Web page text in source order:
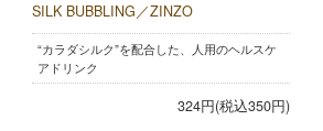
SILK BUBBLING／ZINZO
“カラダシルク”を配合した、人用のヘルスケ
アドリンク
324円(税込350円)